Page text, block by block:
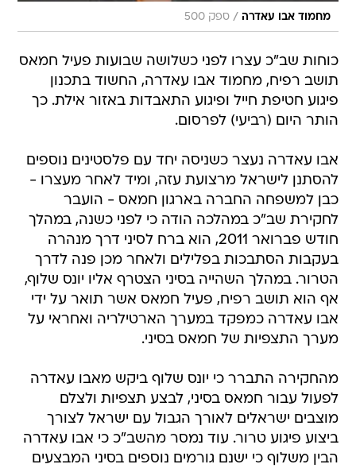
מחמוד אבו עאדרה / ספק 500
כוחות שב"כ עצרו לפני כשלושה שבועות פעיל חמאס
תושב רפיח, מחמוד אבו עאדרה, החשוד בתכנון
פיגוע חטיפת חייל ופיגוע התאבדות באזור אילת. כך
הותר היום (רביעי) לפרסום.
אבו עאדרה נעצר כשניסה יחד עם פלסטינים נוספים
להסתנן לישראל מרצועת עזה, ומיד לאחר מעצרו -
כבן למשפחה החברה בארגון חמאס - הועבר
לחקירת שב"כ במהלכה הודה כי לפני כשנה, במהלך
חודש פברואר 2011, הוא ברח לסיני דרך מנהרה
בעקבות הסתבכות בפלילים ולאחר מכן פנה לדרך
הטרור. במהלך השהייה בסיני הצטרף אליו יונס שלוף,
אף הוא תושב רפיח, פעיל חמאס אשר תואר על ידי
אבו עאדרה כמפקד במערך הארטילריה ואחראי על
מערך התצפיות של חמאס בסיני.
מהחקירה התברר כי יונס שלוף ביקש מאבו עאדרה
לפעול עבור חמאס בסיני, לבצע תצפיות ולצלם
מוצבים ישראלים לאורך הגבול עם ישראל לצורך
ביצוע פיגוע טרור. עוד נמסר מהשב"כ כי אבו עאדרה
הבין משלוף כי ישנם גורמים נוספים בסיני המבצעים